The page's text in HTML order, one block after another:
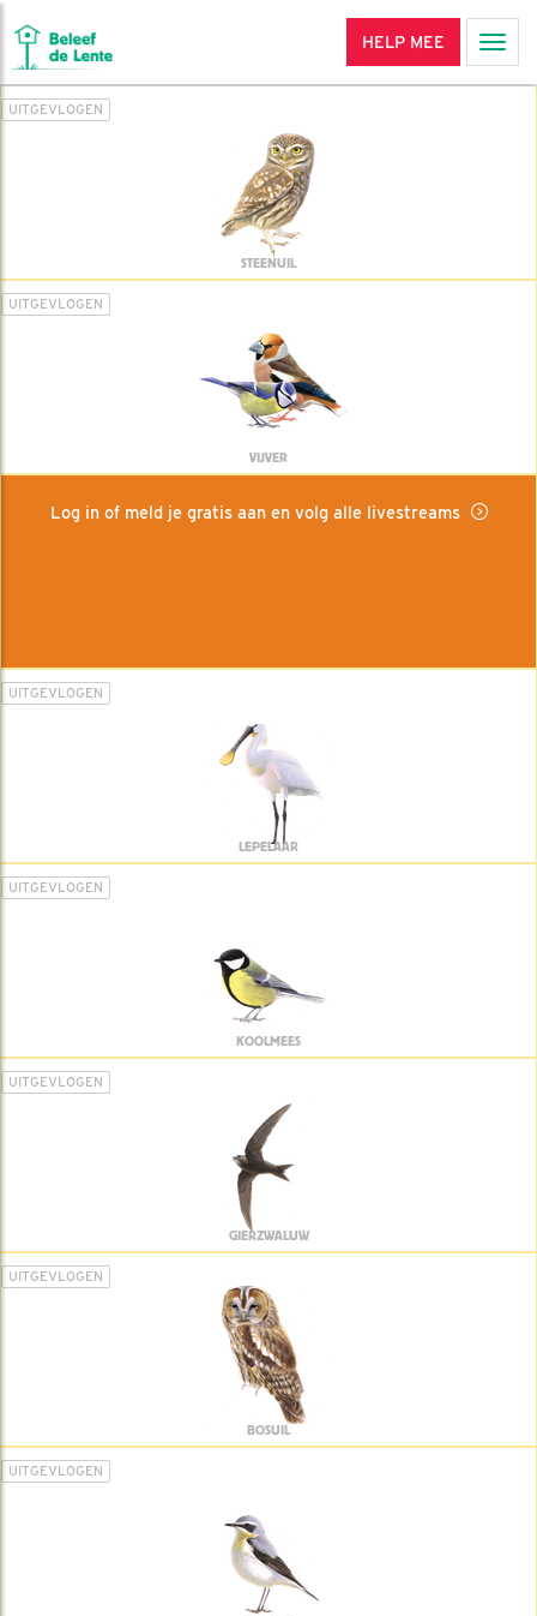
HELP MEE
UITGEVLOGEN
STEENUIL
UITGEVLOGEN
VIJVER
Log in of meld je gratis aan en volg alle livestreams
UITGEVLOGEN
LEPELAAR
UITGEVLOGEN
KOOLMEES
UITGEVLOGEN
GIERZWALUW
UITGEVLOGEN
BOSUIL
UITGEVLOGEN